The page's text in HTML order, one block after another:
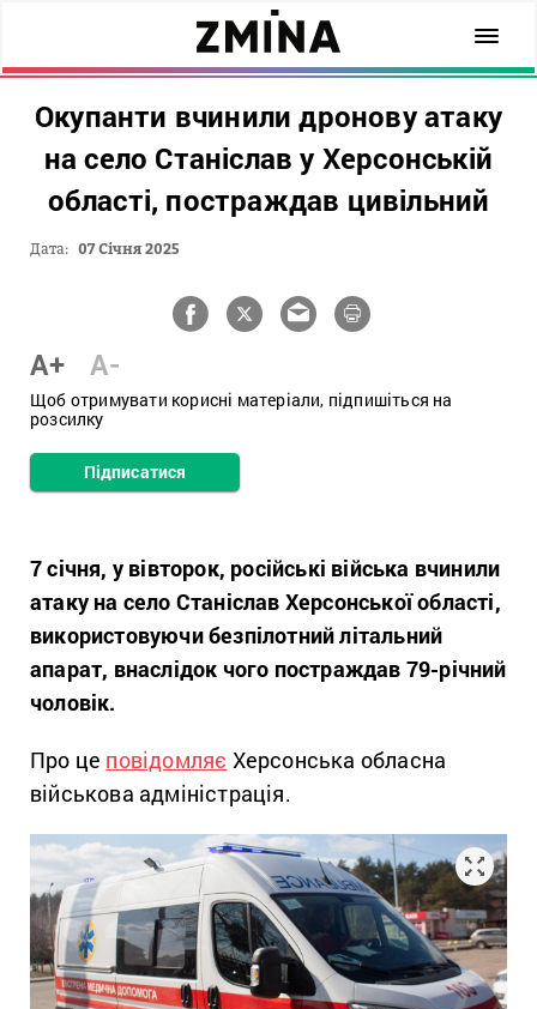
Окупанти вчинили дронову атаку
на село Станіслав у Херсонській
області, постраждав цивільний
Дата: 07 Січня 2025
A+ A-
Щоб отримувати корисні матеріали, підпишіться на
розсилку
Підписатися
7 січня, у вівторок, російські війська вчинили
атаку на село Станіслав Херсонської області,
використовуючи безпілотний літальний
апарат, внаслідок чого постраждав 79-річний
чоловік.
Про це повідомляє Херсонська обласна
військова адміністрація.